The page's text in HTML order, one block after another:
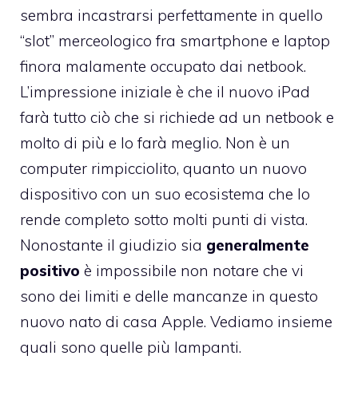
sembra incastrarsi perfettamente in quello
“slot” merceologico fra smartphone e laptop
finora malamente occupato dai netbook.
L’impressione iniziale è che il nuovo iPad
farà tutto ciò che si richiede ad un netbook e
molto di più e lo farà meglio. Non è un
computer rimpicciolito, quanto un nuovo
dispositivo con un suo ecosistema che lo
rende completo sotto molti punti di vista.
Nonostante il giudizio sia generalmente
positivo è impossibile non notare che vi
sono dei limiti e delle mancanze in questo
nuovo nato di casa Apple. Vediamo insieme
quali sono quelle più lampanti.